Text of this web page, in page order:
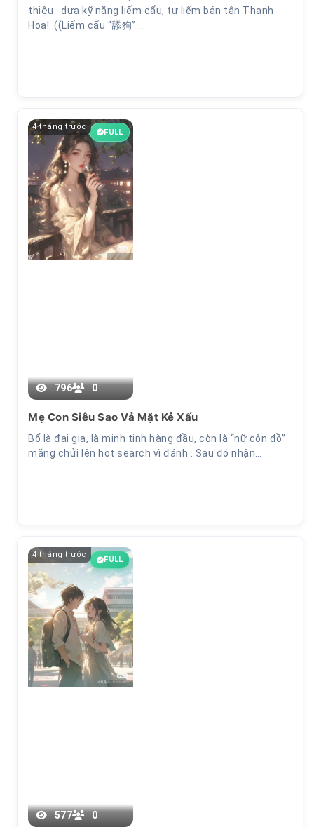
thiệu: dựa kỹ năng liếm cẩu, tự liếm bản tận Thanh
Hoa! ((Liếm cẩu “舔狗” :…
4 tháng trước
FULL
796 0
Mẹ Con Siêu Sao Vả Mặt Kẻ Xấu
Bố là đại gia, là minh tinh hàng đầu, còn là “nữ côn đồ”
mắng chửi lên hot search vì đánh . Sau đó nhận…
4 tháng trước
FULL
577 0